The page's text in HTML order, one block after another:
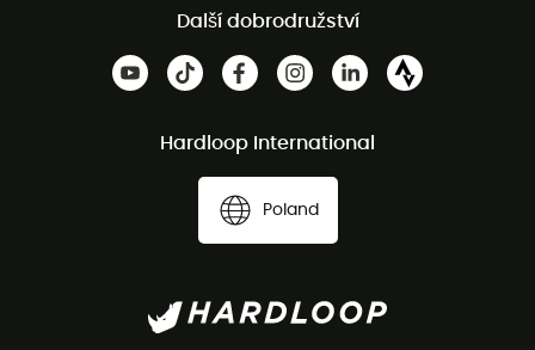
Další dobrodružství
Hardloop International
Poland